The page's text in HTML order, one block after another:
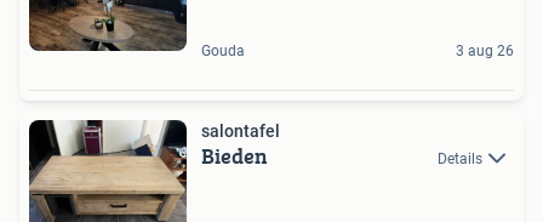
Gouda 3 aug 26
salontafel
Bieden Details